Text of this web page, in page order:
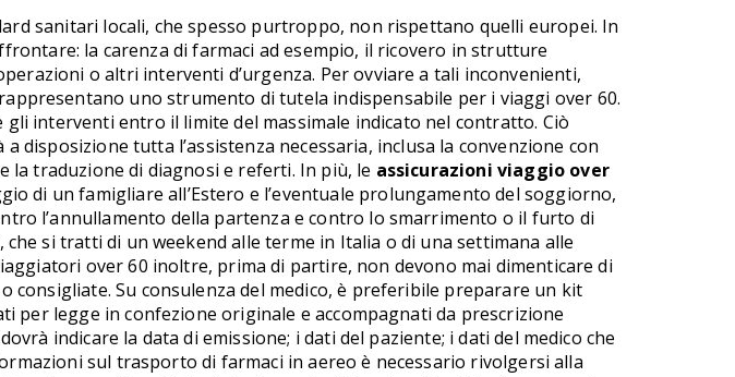
sanitari locali, che spesso purtroppo, non rispettano quelli europei. In
la carenza di farmaci ad esempio, il ricovero in strutture
o altri interventi d’urgenza. Per ovviare a tali inconvenienti,
uno strumento di tutela indispensabile per i viaggi over 60.
interventi entro il limite del massimale indicato nel contratto. Ciò
disposizione tutta l’assistenza necessaria, inclusa la convenzione con
traduzione di diagnosi e referti. In più, le assicurazioni viaggio over
di un famigliare all’Estero e l’eventuale prolungamento del soggiorno,
l’annullamento della partenza e contro lo smarrimento o il furto di
si tratti di un weekend alle terme in Italia o di una settimana alle
over 60 inoltre, prima di partire, non devono mai dimenticare di
Su consulenza del medico, è preferibile preparare un kit
legge in confezione originale e accompagnati da prescrizione
indicare la data di emissione; i dati del paziente; i dati del medico che
sul trasporto di farmaci in aereo è necessario rivolgersi alla